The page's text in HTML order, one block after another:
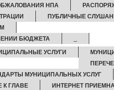
НПА
ПУБЛИЧНЫЕ
БЮДЖЕТА
УСЛУГИ
МУНИЦИПАЛЬНЫХ УСЛУГ
ГЛАВЕ
ИНТЕРНЕТ